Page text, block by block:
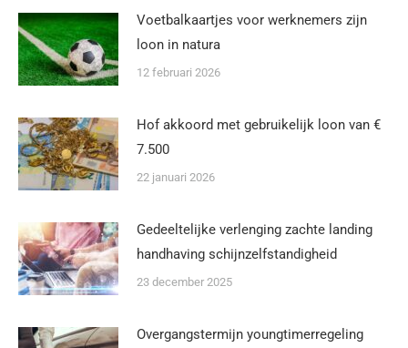
Voetbalkaartjes voor werknemers zijn
loon in natura
12 februari 2026
Hof akkoord met gebruikelijk loon van €
7.500
22 januari 2026
Gedeeltelijke verlenging zachte landing
handhaving schijnzelfstandigheid
23 december 2025
Overgangstermijn youngtimerregeling